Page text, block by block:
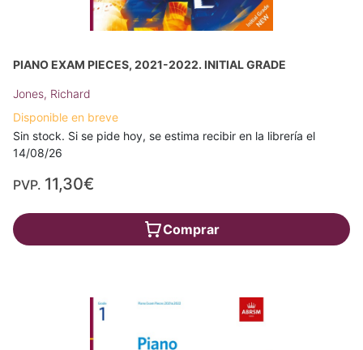
PIANO EXAM PIECES, 2021-2022. INITIAL GRADE
Jones, Richard
Disponible en breve
Sin stock. Si se pide hoy, se estima recibir en la librería el
14/08/26
PVP. 11,30€
Comprar